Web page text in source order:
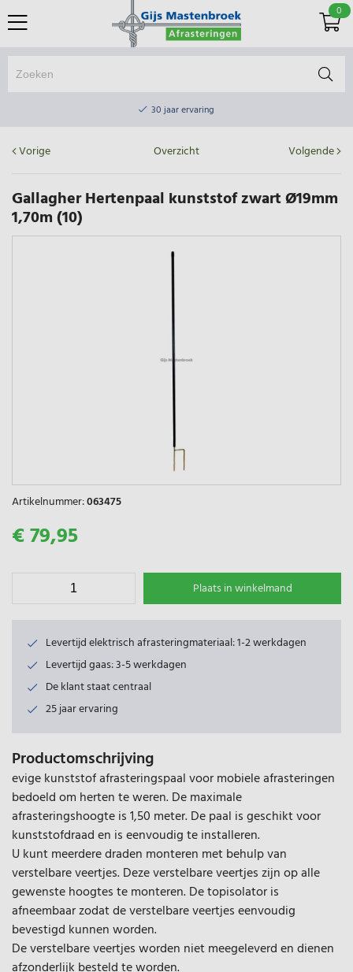
0
30 jaar ervaring
30 jaar ervaring
Elektrisch afrasteringsmateriaal gratis verzending vanaf €75
Vorige Overzicht Volgende
Gallagher Hertenpaal kunststof zwart Ø19mm
1,70m (10)
Artikelnummer:063475
€ 79,95
Plaats in winkelmand
Levertijd elektrisch afrasteringmateriaal: 1-2 werkdagen
Levertijd gaas: 3-5 werkdagen
De klant staat centraal
25 jaar ervaring
Productomschrijving
evige kunststof afrasteringspaal voor mobiele afrasteringen
bedoeld om herten te weren. De maximale
afrasteringshoogte is 1,50 meter. De paal is geschikt voor
kunststofdraad en is eenvoudig te installeren.
U kunt meerdere draden monteren met behulp van
verstelbare veertjes. Deze verstelbare veertjes zijn op alle
gewenste hoogtes te monteren. De topisolator is
afneembaar zodat de verstelbare veertjes eenvoudig
bevestigd kunnen worden.
De verstelbare veertjes worden niet meegeleverd en dienen
afzonderlijk besteld te worden.